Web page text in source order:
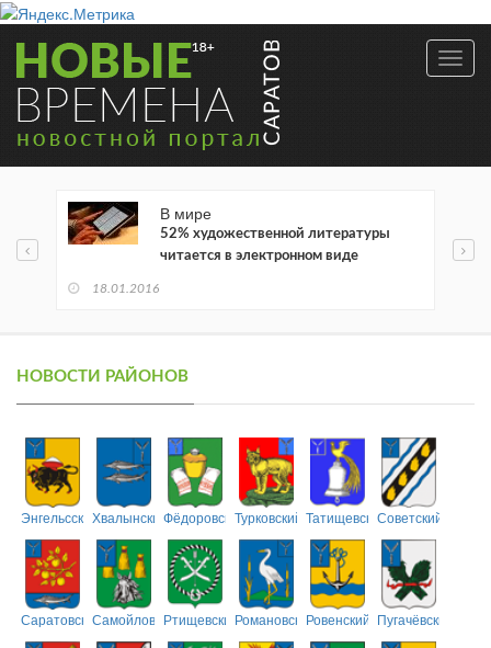
В мире
52% художественной литературы
читается в электронном виде
18.01.2016
НОВОСТИ РАЙОНОВ
ЭнгельсскийХвалынскийФёдоровскийТурковский ТатищевскийСоветский
СаратовскийСамойловскийРтищевскийРомановскийРовенский Пугачёвский